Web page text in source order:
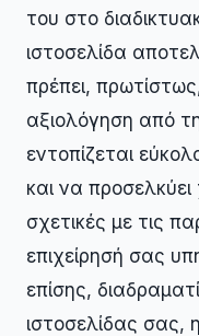
του στο
ιστοσελίδα
πρέπει,
αξιολόγηση από
εντοπίζεται
και να
σχετικές με τις
επιχείρησή σας
επίσης,
ιστοσελίδας σας,